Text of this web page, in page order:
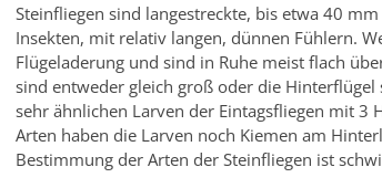
Steinfliegen sind langestreckte, bis etwa 40
Insekten, mit relativ langen, dünnen Fühlern.
Flügeladerung und sind in Ruhe meist flach
sind entweder gleich groß oder die Hinterflügel
sehr ähnlichen Larven der Eintagsfliegen mit 3
Arten haben die Larven noch Kiemen am
Bestimmung der Arten der Steinfliegen ist